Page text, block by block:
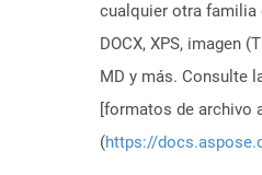
cualquier otra familia
DOCX, XPS, imagen
MD y más. Consulte
[formatos de archivo
(https://